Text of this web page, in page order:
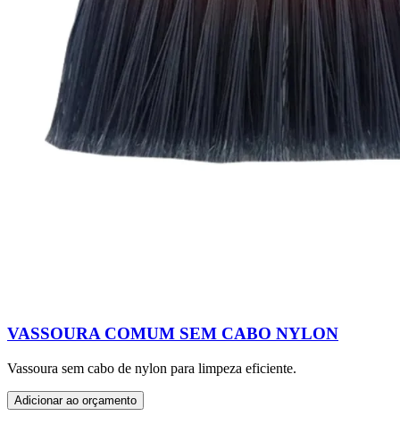
VASSOURA COMUM SEM CABO NYLON
Vassoura sem cabo de nylon para limpeza eficiente.
Adicionar ao orçamento